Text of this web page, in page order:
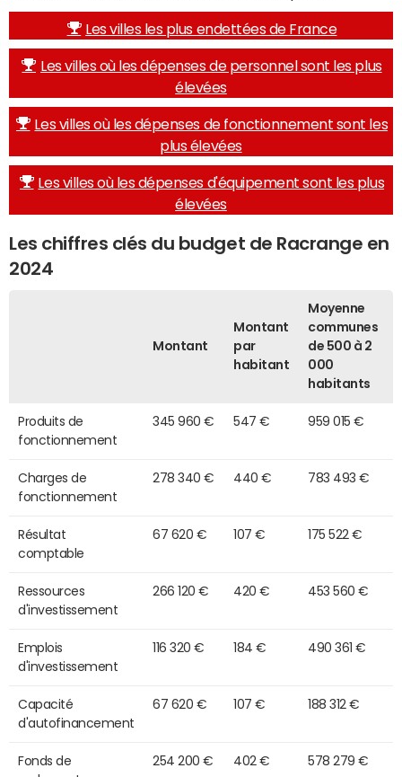
Les villes les plus endettées de France
Les villes où les dépenses de personnel sont les plus
élevées
Les villes où les dépenses de fonctionnement sont les
plus élevées
Les villes où les dépenses d'équipement sont les plus
élevées
Les chiffres clés du budget de Racrange en
2024
Montant
Montant
par
habitant
Moyenne
communes
de 500 à 2
000
habitants
Produits de
fonctionnement
345 960 € 547 € 959 015 €
Charges de
fonctionnement
278 340 € 440 € 783 493 €
Résultat
comptable
67 620 € 107 € 175 522 €
Ressources
d'investissement
266 120 € 420 € 453 560 €
Emplois
d'investissement
116 320 € 184 € 490 361 €
Capacité
d'autofinancement
67 620 € 107 € 188 312 €
Fonds de
254 200 € 402 € 578 279 €